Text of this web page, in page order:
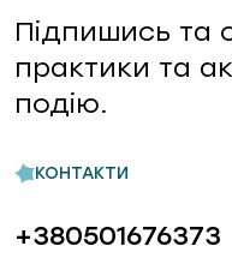
КОНТАКТИ
+380501676373
Підпишись та
практики та
подію.